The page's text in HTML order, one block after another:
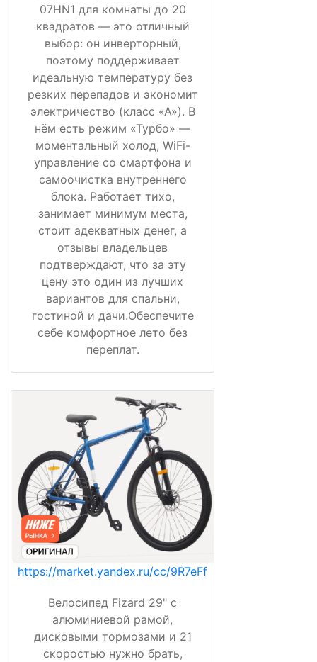
07HN1 для комнаты до 20
квадратов — это отличный
выбор: он инверторный,
поэтому поддерживает
идеальную температуру без
резких перепадов и экономит
электричество (класс «А»). В
нём есть режим «Турбо» —
моментальный холод, WiFi-
управление со смартфона и
самоочистка внутреннего
блока. Работает тихо,
занимает минимум места,
стоит адекватных денег, а
отзывы владельцев
подтверждают, что за эту
цену это один из лучших
вариантов для спальни,
гостиной и дачи.Обеспечите
себе комфортное лето без
переплат.
https://market.yandex.ru/cc/9R7eFf
Велосипед Fizard 29" с
алюминиевой рамой,
дисковыми тормозами и 21
скоростью нужно брать,